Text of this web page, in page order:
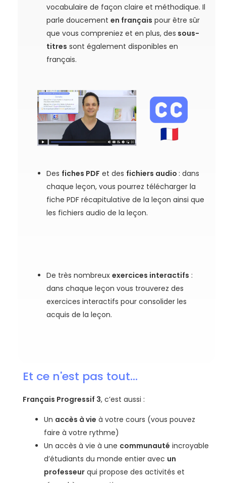
vocabulaire de façon claire et méthodique. Il
parle doucementen français pour être sûr
que vous compreniez et en plus, des sous-
titres sont également disponibles en
français.
Des fiches PDF et des fichiers audio: dans
chaque leçon, vous pourrez télécharger la
fiche PDF récapitulative de la leçon ainsi que
les fichiers audio de la leçon.
De très nombreuxexercices interactifs :
dans chaque leçon vous trouverez des
exercices interactifs pour consolider les
acquis de la leçon.
Et ce n'est pas tout...
Français Progressif 3, c’est aussi :
Un accès à vie à votre cours (vous pouvez
faire à votre rythme)
Un accès à vie à une communauté incroyable
d’étudiants du monde entier avec un
professeur qui propose des activités et